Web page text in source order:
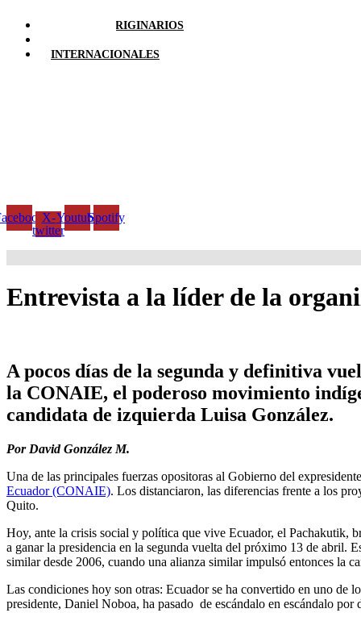
PUEBLOS ORIGINARIOS
INTERNACIONALES
X-
twitter
YoutubeSpotify
Entrevista a la líder de la
A pocos días de la segunda y definitiva
la CONAIE, el poderoso movimiento
candidata de izquierda Luisa González.
Por David González M.
Una de las principales fuerzas opositoras al Gobierno del
Ecuador (CONAIE). Los distanciaron, las diferencias frente a los
Quito.
Hoy, ante la crisis social y política que vive Ecuador, el Pachakutik,
a ganar la presidencia en la segunda vuelta del próximo 13 de abril.
similar desde 2006, cuando una alianza similar impulsó entonces la
Las condiciones hoy son otras: Ecuador se ha convertido en uno de
presidente, Daniel Noboa, ha pasado de escándalo en escándalo